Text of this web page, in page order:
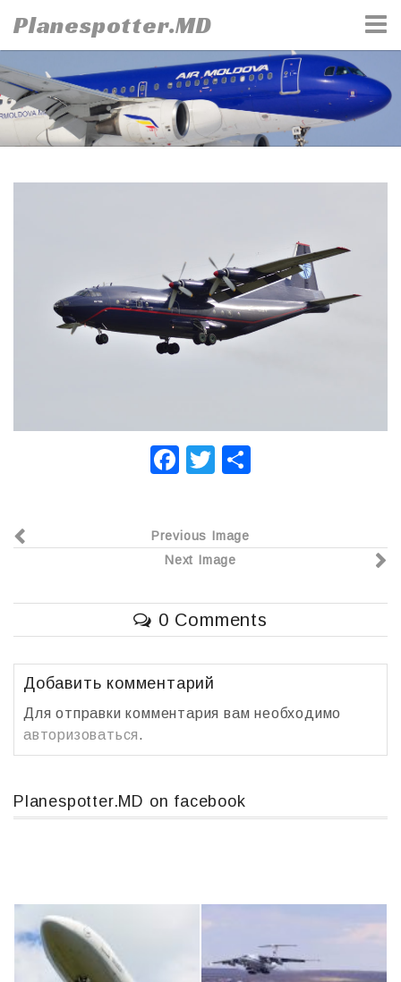
to
content
Planespotter.MD
F
e
b
o
o
k
T
er р
в
и
т
Previous Image
Next Image
0 Comments
Добавить комментарий
Для отправки комментария вам необходимо
авторизоваться.
Planespotter.MD on facebook